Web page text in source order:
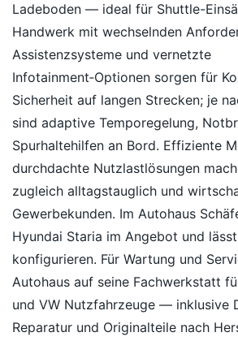
Ladeboden — ideal für Shuttle-
Handwerk mit wechselnden
Assistenzsysteme und vernetzte
Infotainment‑Optionen sorgen für
Sicherheit auf langen Strecken; je
sind adaptive Temporegelung,
Spurhaltehilfen an Bord. Effiziente
durchdachte Nutzlastlösungen
zugleich alltagstauglich und
Gewerbekunden. Im Autohaus
Hyundai Staria im Angebot und
konfigurieren. Für Wartung und
Autohaus auf seine Fachwerkstatt
und VW Nutzfahrzeuge — inklusive
Reparatur und Originalteile nach